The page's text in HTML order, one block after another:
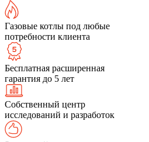
Газовые котлы под любые
потребности клиента
Бесплатная расширенная
гарантия до 5 лет
Собственный центр
исследований и разработок